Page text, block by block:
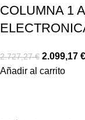
COLUMNA 1
2.727,27€ 2.099,17 €
Añadir al carrito